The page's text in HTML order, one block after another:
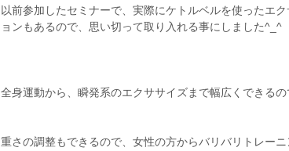
以前参加したセミナーで、実際にケトルベルを使ったエ
ョンもあるので、思い切って取り入れる事にしました^_^
全身運動から、瞬発系のエクササイズまで幅広くできる
重さの調整もできるので、女性の方からバリバリトレー